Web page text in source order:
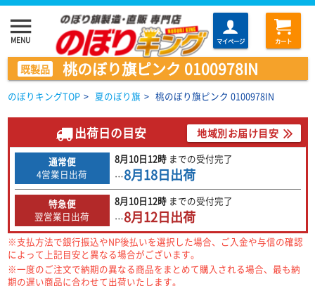
menu
MENU マイページ カート
既製品 桃のぼり旗ピンク 0100978IN
のぼりキングTOP > 夏のぼり旗 > 桃のぼり旗ピンク 0100978IN
出荷日の目安 地域別お届け目安
通常便
4営業日出荷
8月10日12時 までの受付完了
…8月18日出荷
特急便
翌営業日出荷
8月10日12時 までの受付完了
…8月12日出荷
※支払方法で銀行振込やNP後払いを選択した場合、ご入金や与信の確認
によって上記目安と異なる場合がございます。
※一度のご注文で納期の異なる商品をまとめて購入される場合、最も納
期の遅い商品に合わせて出荷いたします。